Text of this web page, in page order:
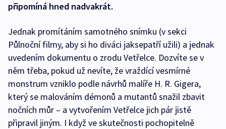
připomíná hned nadvakrát.
Jednak promítáním samotného snímku (v sekci
Půlnoční filmy, aby si ho diváci jaksepatří užili) a jednak
uvedením dokumentu o zrodu Vetřelce. Dozvíte se v
něm třeba, pokud už nevíte, že vraždící vesmírné
monstrum vzniklo podle návrhů malíře H. R. Gigera,
který se malováním démonů a mutantů snažil zbavit
nočních můr – a vytvořením Vetřelce jich pár jistě
připravil jiným. I když ve skutečnosti pochopitelně